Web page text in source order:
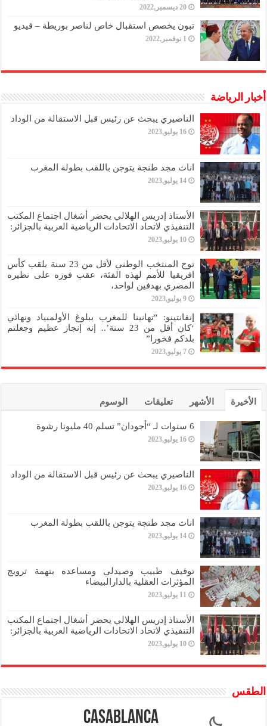
20 ديسمبر,2022
تبون يخصص استقبال خاص لناصر بوريطة – فيديو
1 نوفمبر,2022
أخبار الرياضة
الناصيري يبحث عن رئيس قبل الاستقالة من الوداد
16 يوليو,2023
اناث مجد طنجة يتوجن باللقب بطولة المغرب
14 يوليو,2023
الأستاذ إدريس الهلالي يحضر أشغال اجتماع المكتب
التنفيذي لاتحاد الاتحادات الرياضية العربية بالجزائر:
10 يوليو,2023
توج المنتخب الوطني لأقل من 23 سنة بلقب كأس
افريقيا للأمم لهذه الفئة، عقب فوزه على نظيره
المصري بهدفين لواحد،
9 يوليو,2023
إنفانتينو: “تهانينا للمغرب ببلوغ الأولمبياد ونهائي
‘كان أقل من 23 سنة’.. إنه إنجاز عظيم وجعلتم
بلدكم فخورا”
7 يوليو,2023
الأخيرة الأشهر تعليقات الوسوم
6 سنوات لـ “أجودان” تسلم 40 مليونا رشوة
16 يوليو,2023
الناصيري يبحث عن رئيس قبل الاستقالة من الوداد
16 يوليو,2023
اناث مجد طنجة يتوجن باللقب بطولة المغرب
14 يوليو,2023
توقيف طبيب وصيدلي ومساعده بتهمة ترويج
المؤثرات العقلية بالدارالبيضاء
11 يوليو,2023
الأستاذ إدريس الهلالي يحضر أشغال اجتماع المكتب
التنفيذي لاتحاد الاتحادات الرياضية العربية بالجزائر:
10 يوليو,2023
الطقس
Casablanca